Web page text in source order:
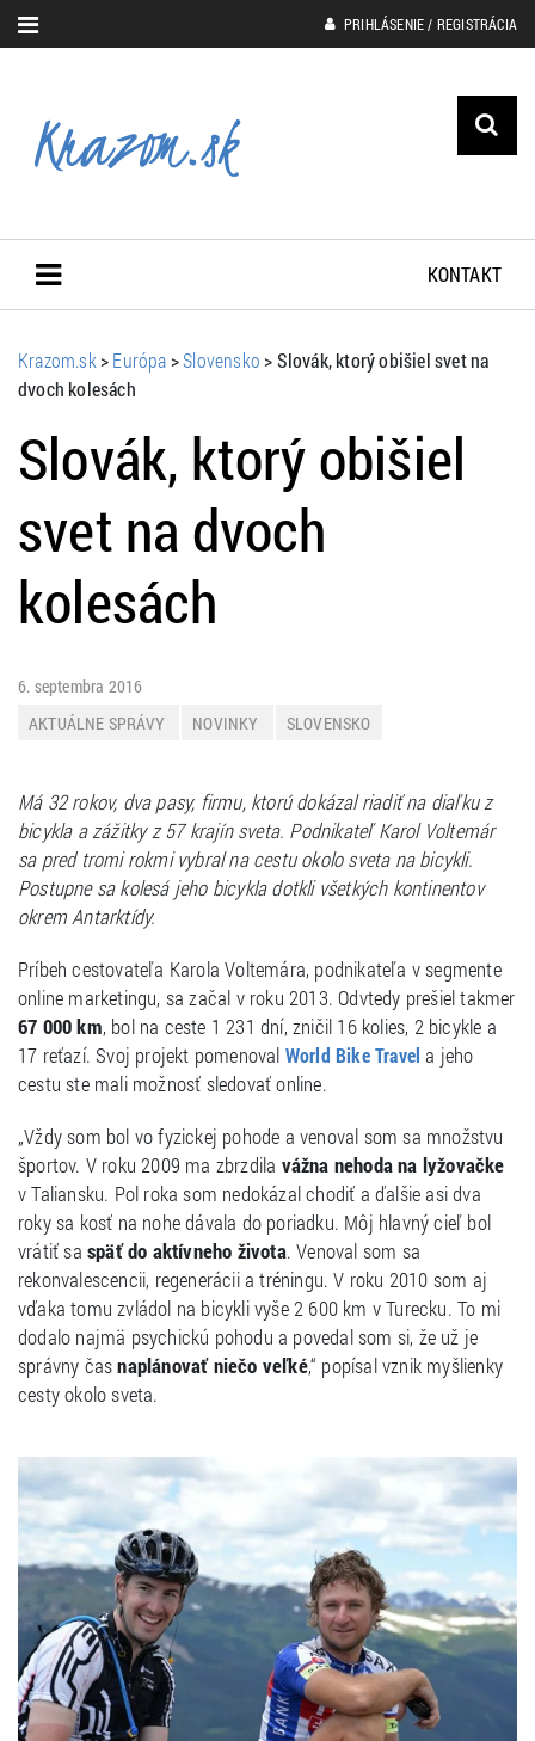
PRIHLÁSENIE / REGISTRÁCIA
KONTAKT
Krazom.sk>Európa>Slovensko>Slovák, ktorý obišiel svet na
dvoch kolesách
Slovák, ktorý obišiel
svet na dvoch
kolesách
6. septembra 2016
AKTUÁLNE SPRÁVY
NOVINKY SLOVENSKO
Má 32 rokov, dva pasy, firmu, ktorú dokázal riadiť na diaľku z
bicykla a zážitky z 57 krajín sveta. Podnikateľ Karol Voltemár
sa pred tromi rokmi vybral na cestu okolo sveta na bicykli.
Postupne sa kolesá jeho bicykla dotkli všetkých kontinentov
okrem Antarktídy.
Príbeh cestovateľa Karola Voltemára, podnikateľa v segmente
online marketingu, sa začal v roku 2013. Odvtedy prešiel takmer
67 000 km, bol na ceste 1 231 dní, zničil 16 kolies, 2 bicykle a
17 reťazí. Svoj projekt pomenoval World Bike Travel a jeho
cestu ste mali možnosť sledovať online.
„Vždy som bol vo fyzickej pohode a venoval som sa množstvu
športov. V roku 2009 ma zbrzdila vážna nehoda na lyžovačke
v Taliansku. Pol roka som nedokázal chodiť a ďalšie asi dva
roky sa kosť na nohe dávala do poriadku. Môj hlavný cieľ bol
vrátiť saspäť do aktívneho života. Venoval som sa
rekonvalescencii, regenerácii a tréningu. V roku 2010 som aj
vďaka tomu zvládol na bicykli vyše 2 600 km v Turecku. To mi
dodalo najmä psychickú pohodu a povedal som si, že už je
správny časnaplánovať niečo veľké,“ popísal vznik myšlienky
cesty okolo sveta.